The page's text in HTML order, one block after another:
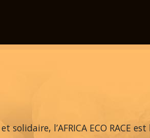
solidaire, l’AFRICA ECO RACE